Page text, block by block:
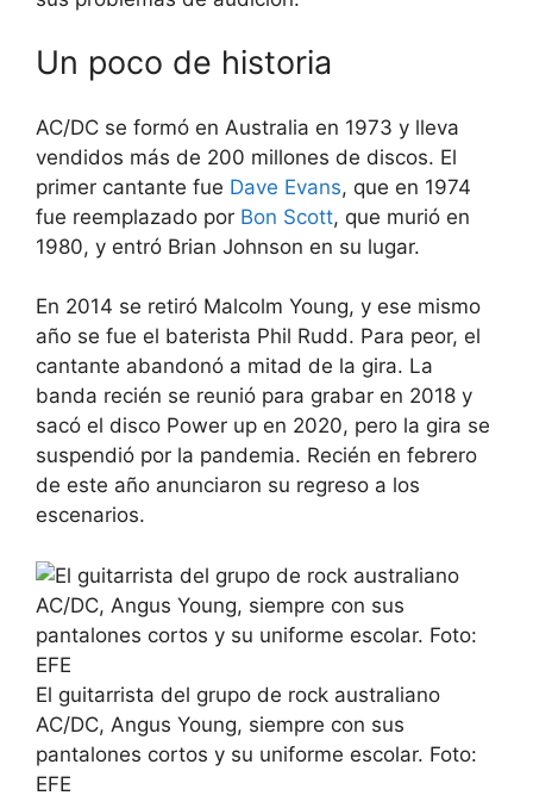
Un poco de historia
AC/DC se formó en Australia en 1973 y lleva
vendidos más de 200 millones de discos. El
primer cantante fue Dave Evans, que en 1974
fue reemplazado por Bon Scott, que murió en
1980, y entró Brian Johnson en su lugar.
En 2014 se retiró Malcolm Young, y ese mismo
año se fue el baterista Phil Rudd. Para peor, el
cantante abandonó a mitad de la gira. La
banda recién se reunió para grabar en 2018 y
sacó el disco Power up en 2020, pero la gira se
suspendió por la pandemia. Recién en febrero
de este año anunciaron su regreso a los
escenarios.
El guitarrista del grupo de rock australiano
AC/DC, Angus Young, siempre con sus
pantalones cortos y su uniforme escolar. Foto:
EFE